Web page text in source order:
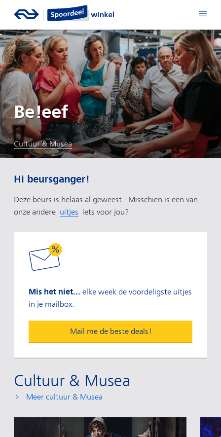
Be!eef
Cultuur & Musea
Hi beursganger!
Deze beurs is helaas al geweest. Misschien is een van
onze andere uitjes iets voor jou?
Mis het niet... elke week de voordeligste uitjes
in je mailbox.
Mail me de beste deals!
Cultuur & Musea
Meer cultuur & Musea